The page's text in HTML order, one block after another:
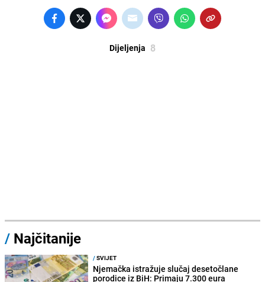
Dijeljenja 8
/ Najčitanije
/SVIJET
Njemačka istražuje slučaj desetočlane
porodice iz BiH: Primaju 7.300 eura